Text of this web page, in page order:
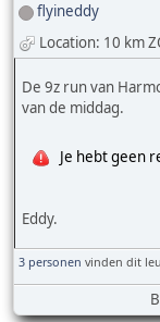
flyineddy
Location: 10 km
De 9z run van
van de middag.
Je hebt geen
Eddy.
3 personen vinden dit